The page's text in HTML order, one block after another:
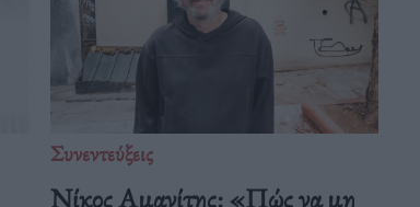
Συνεντεύξεις
Νίκος Αμανίτης: «Πώς να μη